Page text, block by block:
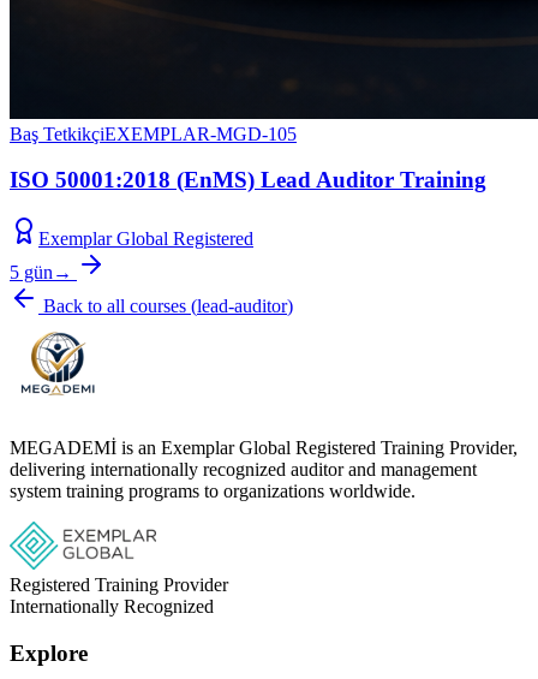
Baş TetkikçiEXEMPLAR-MGD-105
ISO 50001:2018 (EnMS) Lead Auditor Training
Exemplar Global Registered
5 gün →
Back to all courses (lead-auditor)
MEGADEMİ is an Exemplar Global Registered Training Provider,
delivering internationally recognized auditor and management
system training programs to organizations worldwide.
Registered Training Provider
Internationally Recognized
Explore